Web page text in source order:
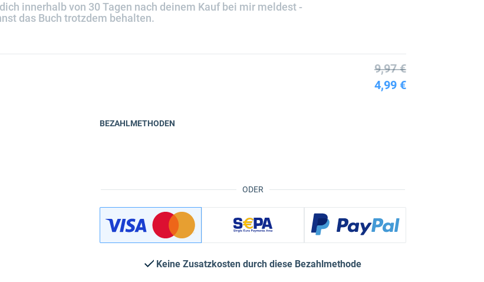
innerhalb von 30 Tagen nach deinem Kauf bei mir meldest -
das Buch trotzdem behalten.
9,97 €
4,99 €
ODER
BEZAHLMETHODEN
Keine Zusatzkosten durch diese Bezahlmethode